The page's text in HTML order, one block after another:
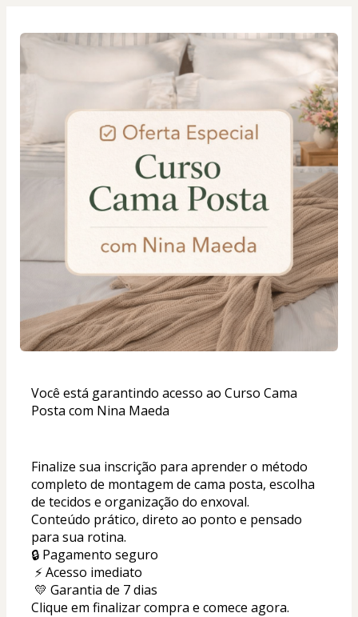
Você está garantindo acesso ao Curso Cama
Posta com Nina Maeda
Finalize sua inscrição para aprender o método
completo de montagem de cama posta, escolha
de tecidos e organização do enxoval.
Conteúdo prático, direto ao ponto e pensado
para sua rotina.
🔒 Pagamento seguro
⚡ Acesso imediato
💛 Garantia de 7 dias
Clique em finalizar compra e comece agora.